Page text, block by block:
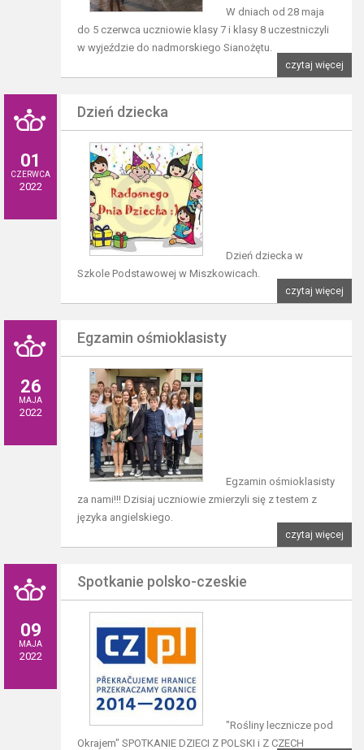
W dniach od 28 maja
do 5 czerwca uczniowie klasy 7 i klasy 8 uczestniczyli
w wyjeździe do nadmorskiego Sianożętu.
czytaj więcej
01
CZERWCA
2022
Dzień dziecka
Dzień dziecka w
Szkole Podstawowej w Miszkowicach.
czytaj więcej
26
MAJA
2022
Egzamin ośmioklasisty
Egzamin ośmioklasisty
za nami!!! Dzisiaj uczniowie zmierzyli się z testem z
języka angielskiego.
czytaj więcej
09
MAJA
2022
Spotkanie polsko-czeskie
"Rośliny lecznicze pod
Okrajem" SPOTKANIE DZIECI Z POLSKI i Z CZECH